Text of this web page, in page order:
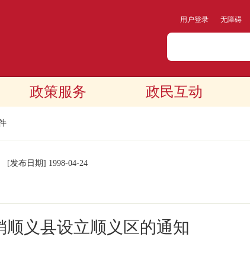
用户登录 无障碍
政策服务 政民互动
[发布日期] 1998-04-24
义县设立顺义区的通知